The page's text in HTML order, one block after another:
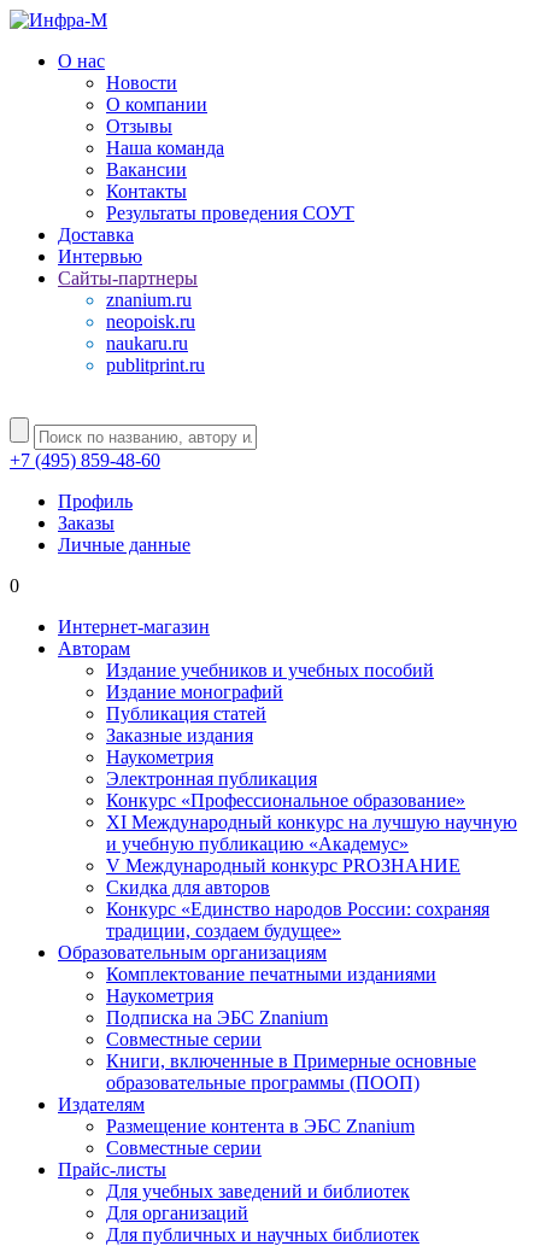
О нас
Новости
О компании
Отзывы
Наша команда
Вакансии
Контакты
Результаты проведения СОУТ
Доставка
Интервью
Сайты-партнеры
znanium.ru
neopoisk.ru
naukaru.ru
publitprint.ru
+7 (495) 859-48-60
Профиль
Заказы
Личные данные
0
Интернет-магазин
Авторам
Издание учебников и учебных пособий
Издание монографий
Публикация статей
Заказные издания
Наукометрия
Электронная публикация
Конкурс «Профессиональное образование»
XI Международный конкурс на лучшую научную
и учебную публикацию «Академус»
V Международный конкурс PROЗНАНИЕ
Скидка для авторов
Конкурс «Единство народов России: сохраняя
традиции, создаем будущее»
Образовательным организациям
Комплектование печатными изданиями
Наукометрия
Подписка на ЭБС Znanium
Совместные серии
Книги, включенные в Примерные основные
образовательные программы (ПООП)
Издателям
Размещение контента в ЭБС Znanium
Совместные серии
Прайс-листы
Для учебных заведений и библиотек
Для организаций
Для публичных и научных библиотек